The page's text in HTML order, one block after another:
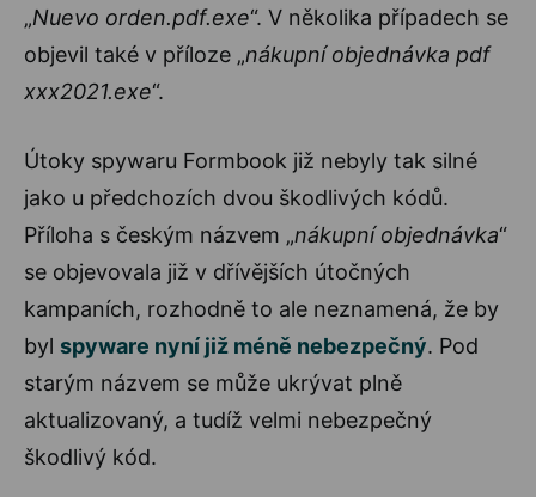
„Nuevo orden.pdf.exe“. V několika případech se
objevil také v příloze „nákupní objednávka pdf
xxx2021.exe“.
Útoky spywaru Formbook již nebyly tak silné
jako u předchozích dvou škodlivých kódů.
Příloha s českým názvem „nákupní objednávka“
se objevovala již v dřívějších útočných
kampaních, rozhodně to ale neznamená, že by
byl spyware nyní již méně nebezpečný. Pod
starým názvem se může ukrývat plně
aktualizovaný, a tudíž velmi nebezpečný
škodlivý kód.